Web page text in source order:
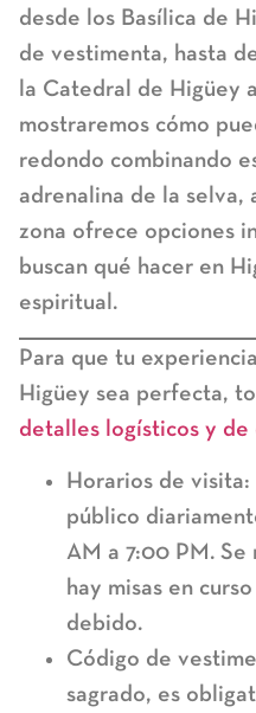
desde los Basílica de
de vestimenta, hasta
la Catedral de Higüey
mostraremos cómo
redondo combinando
adrenalina de la selva,
zona ofrece opciones
buscan qué hacer en
espiritual.
Para que tu
Higüey sea perfecta,
detalles logísticos y
Horarios de visita:
público
AM a 7:00 PM.
hay misas en
debido.
Código de
sagrado, es